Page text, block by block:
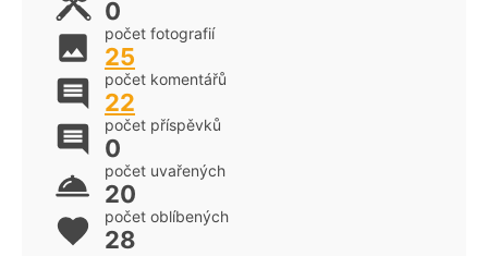
0
počet fotografií
25
počet komentářů
22
počet příspěvků
0
počet uvařených
20
počet oblíbených
28